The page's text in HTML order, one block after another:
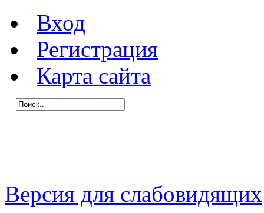
Вход
Регистрация
Карта сайта
Версия для слабовидящих